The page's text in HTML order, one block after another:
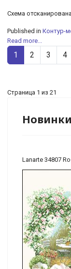
Cхема
Published in Контур-
Read more...
1 2 3 4
Страница 1 из 21
Lanarte 34807